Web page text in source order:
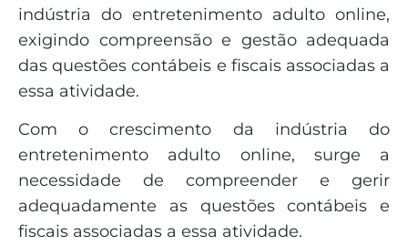
indústria do entretenimento adulto online,
exigindo compreensão e gestão adequada
das questões contábeis e fiscais associadas a
essa atividade.
Com o crescimento da indústria do
entretenimento adulto online, surge a
necessidade de compreender e gerir
adequadamente as questões contábeis e
fiscais associadas a essa atividade.